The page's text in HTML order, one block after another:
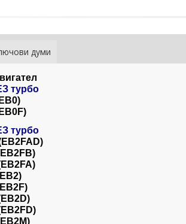
думи
турбо
турбо